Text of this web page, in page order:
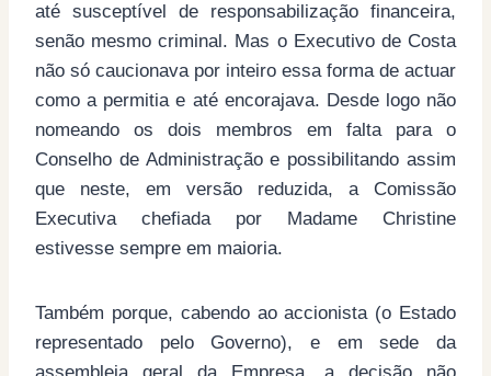
até susceptível de responsabilização financeira,
senão mesmo criminal. Mas o Executivo de Costa
não só caucionava por inteiro essa forma de actuar
como a permitia e até encorajava. Desde logo não
nomeando os dois membros em falta para o
Conselho de Administração e possibilitando assim
que neste, em versão reduzida, a Comissão
Executiva chefiada por Madame Christine
estivesse sempre em maioria.
Também porque, cabendo ao accionista (o Estado
representado pelo Governo), e em sede da